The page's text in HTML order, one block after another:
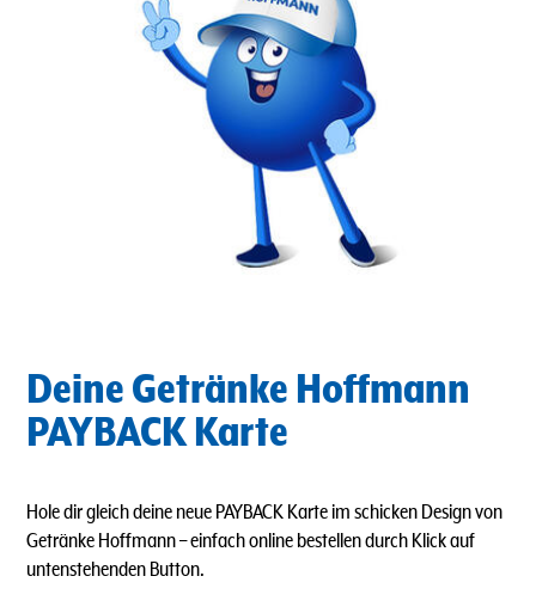
Deine Getränke Hoffmann
PAYBACK Karte
Hole dir gleich deine neue PAYBACK Karte im schicken Design von
Getränke Hoffmann – einfach online bestellen durch Klick auf
untenstehenden Button.